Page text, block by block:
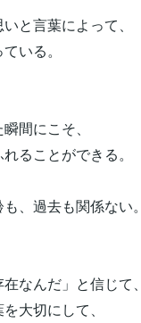
と言葉によって、
いる。
間にこそ、
ることができる。
、過去も関係ない。
なんだ」と信じて、
大切にして、